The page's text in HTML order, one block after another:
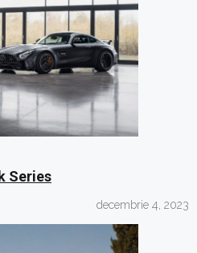
Series
decembrie 4, 2023